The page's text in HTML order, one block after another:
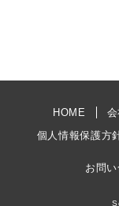
HOME
個人情報保護方
お問